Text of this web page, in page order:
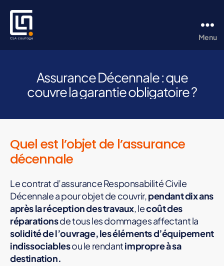
Menu
Assurance Décennale : que
couvre la garantie obligatoire ?
Quel est l’objet de l’assurance
décennale
Le contrat d’assurance Responsabilité Civile
Décennale a pour objet de couvrir,pendant dix ans
après la réception des travaux, lecoût des
réparationsde tous les dommages affectant la
solidité de l’ouvrage, les éléments d’équipement
indissociablesou le rendantimpropre à sa
destination.